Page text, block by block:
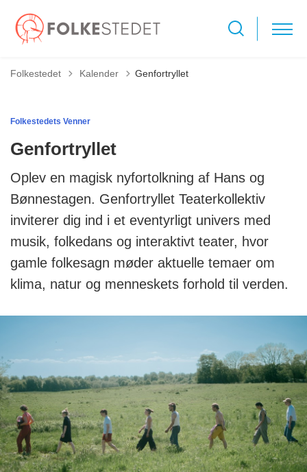
Folkestedet Tilbage til
Kalender Genfortryllet
Folkestedets Venner
Genfortryllet
Oplev en magisk nyfortolkning af Hans og
Bønnestagen. Genfortryllet Teaterkollektiv
inviterer dig ind i et eventyrligt univers med
musik, folkedans og interaktivt teater, hvor
gamle folkesagn møder aktuelle temaer om
klima, natur og menneskets forhold til verden.